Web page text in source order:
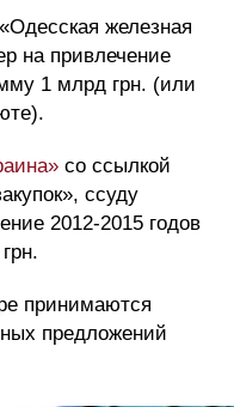
железная
на привлечение
1 млрд грн. (или
со ссылкой
ссуду
2012-2015 годов
принимаются
предложений